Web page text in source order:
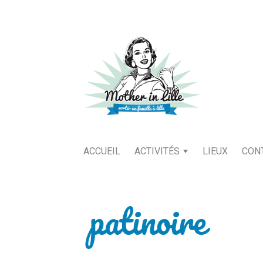
ACCUEIL ACTIVITÉS LIEUX
patinoire